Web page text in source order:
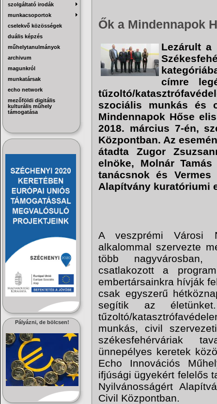
szolgáltató irodák
munkacsoportok
cselekvő közösségek
duális képzés
műhelytanulmányok
archivum
magunkról
munkatársak
echo network
mezőföldi digitális
kulturális műhely
támogatása
Pályázni, de bölcsen!
Ők a Mindennapok
Lezárult a
címre
tűzoltó/
szociális munkás és
Mindennapok Hőse
2018. március 7-én,
Központban. Az
átadta Zugor
elnöke, Molnár
tanácsnok és Vermes
Alapítvány kuratóriumi
A veszprémi Városi
alkalommal szervezte
több nagyvárosban,
csatlakozott a
embertársainkra hívják
csak egyszerű
segítik az
tűzoltó/
munkás, civil
székesfehérváriak
ünnepélyes keretek
Echo Innovációs
ifjúsági ügyekért felelős
Nyilvánosságért
Civil Központban.